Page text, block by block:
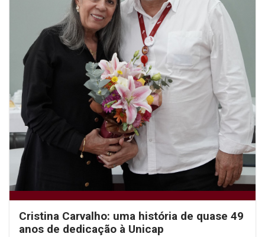
Cristina Carvalho: uma história de quase 49
anos de dedicação à Unicap